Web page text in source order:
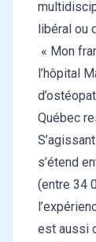
libéral ou
« Mon
l’hôpital
Québec
s’étend
(entre 34
est aussi